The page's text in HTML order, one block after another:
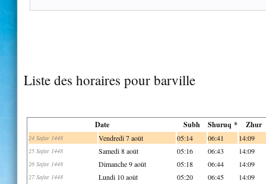
Liste des horaires pour barville
Date Subh Shuruq * Zhur
24 Safar 1448 Vendredi 7 août 05:14 06:41 14:09
25 Safar 1448 Samedi 8 août 05:16 06:43 14:09
26 Safar 1448 Dimanche 9 août 05:18 06:44 14:09
27 Safar 1448 Lundi 10 août 05:20 06:45 14:09